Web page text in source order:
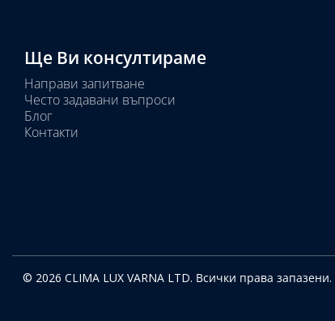
Ще Ви консултираме
Направи запитване
Често задавани въпроси
Блог
Контакти
© 2026 CLIMA LUX VARNA LTD. Всички права запазени.